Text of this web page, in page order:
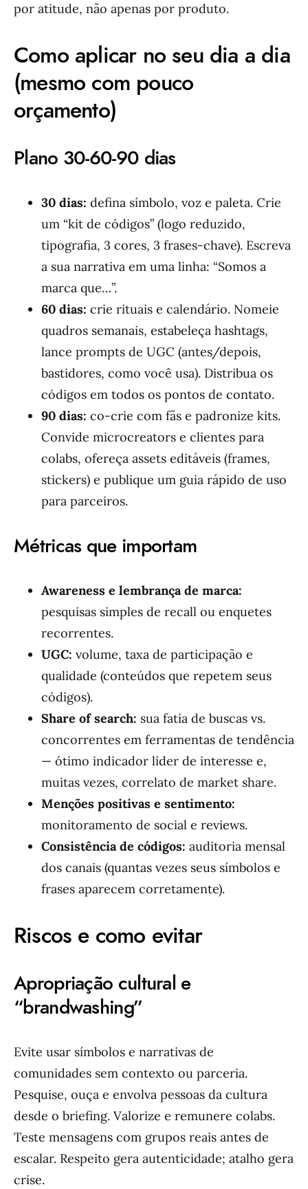
por atitude, não apenas por produto.
Como aplicar no seu dia a dia
(mesmo com pouco
orçamento)
Plano 30-60-90 dias
30 dias: defina símbolo, voz e paleta. Crie
um “kit de códigos” (logo reduzido,
tipografia, 3 cores, 3 frases-chave). Escreva
a sua narrativa em uma linha: “Somos a
marca que…”.
60 dias: crie rituais e calendário. Nomeie
quadros semanais, estabeleça hashtags,
lance prompts de UGC (antes/depois,
bastidores, como você usa). Distribua os
códigos em todos os pontos de contato.
90 dias: co-crie com fãs e padronize kits.
Convide microcreators e clientes para
colabs, ofereça assets editáveis (frames,
stickers) e publique um guia rápido de uso
para parceiros.
Métricas que importam
Awareness e lembrança de marca:
pesquisas simples de recall ou enquetes
recorrentes.
UGC: volume, taxa de participação e
qualidade (conteúdos que repetem seus
códigos).
Share of search: sua fatia de buscas vs.
concorrentes em ferramentas de tendência
— ótimo indicador líder de interesse e,
muitas vezes, correlato de market share.
Menções positivas e sentimento:
monitoramento de social e reviews.
Consistência de códigos: auditoria mensal
dos canais (quantas vezes seus símbolos e
frases aparecem corretamente).
Riscos e como evitar
Apropriação cultural e
“brandwashing”
Evite usar símbolos e narrativas de
comunidades sem contexto ou parceria.
Pesquise, ouça e envolva pessoas da cultura
desde o briefing. Valorize e remunere colabs.
Teste mensagens com grupos reais antes de
escalar. Respeito gera autenticidade; atalho gera
crise.